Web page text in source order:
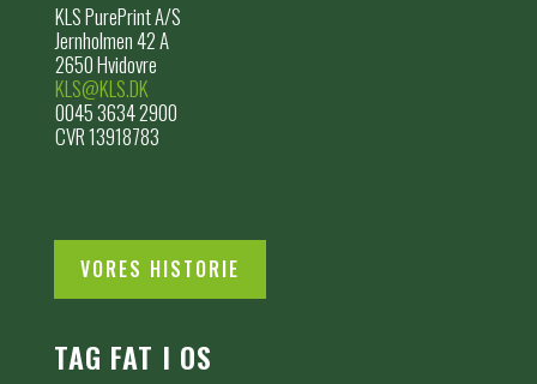
KLS PurePrint A/S
Jernholmen 42 A
2650 Hvidovre
KLS@KLS.DK
0045 3634 2900
CVR 13918783
VORES HISTORIE
TAG FAT I OS